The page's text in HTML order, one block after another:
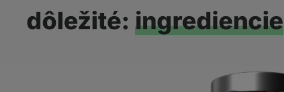
dôležité: ingrediencie